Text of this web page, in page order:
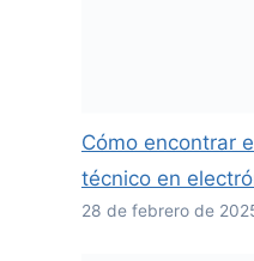
Cómo encontrar
técnico en
28 de febrero de